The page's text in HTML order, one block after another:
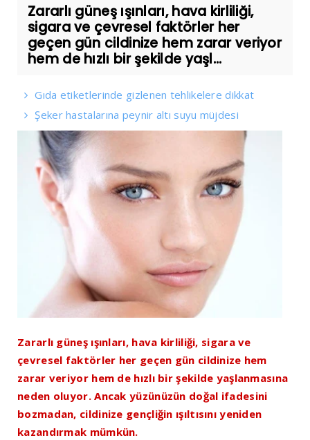
Zararlı güneş ışınları, hava kirliliği,
sigara ve çevresel faktörler her
geçen gün cildinize hem zarar veriyor
hem de hızlı bir şekilde yaşl...
Gıda etiketlerinde gizlenen tehlikelere dikkat
Şeker hastalarına peynir altı suyu müjdesi
Zararlı güneş ışınları, hava kirliliği, sigara ve
çevresel faktörler her geçen gün cildinize hem
zarar veriyor hem de hızlı bir şekilde yaşlanmasına
neden oluyor. Ancak yüzünüzün doğal ifadesini
bozmadan, cildinize gençliğin ışıltısını yeniden
kazandırmak mümkün.